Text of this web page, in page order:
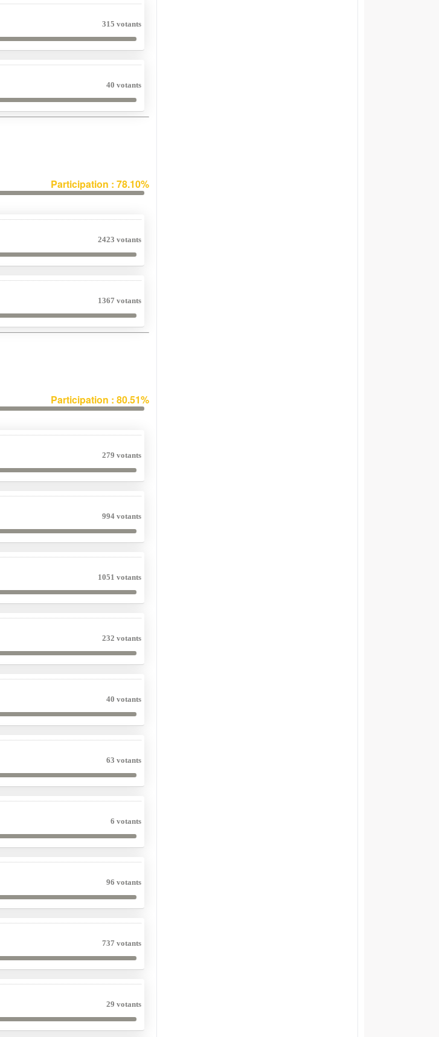
315 votants
40 votants
Participation : 78.10%
2423 votants
1367 votants
Participation : 80.51%
279 votants
994 votants
1051 votants
232 votants
40 votants
63 votants
6 votants
96 votants
737 votants
29 votants